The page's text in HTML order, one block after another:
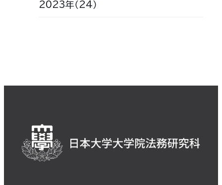
2023年（24）